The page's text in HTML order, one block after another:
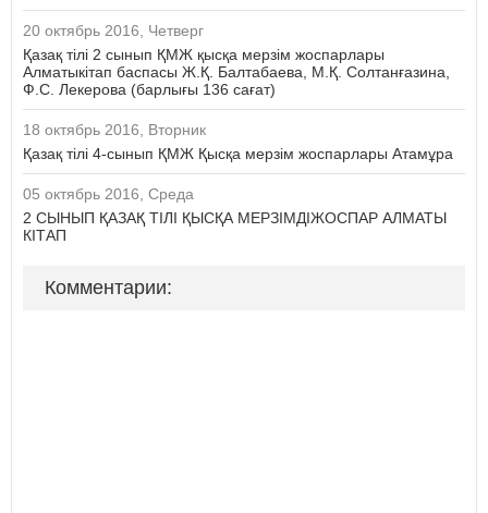
20 октябрь 2016, Четверг
Қазақ тілі 2 сынып ҚМЖ қысқа мерзім жоспарлары
Алматыкітап баспасы Ж.Қ. Балтабаева, М.Қ. Солтанғазина,
Ф.С. Лекерова (барлығы 136 сағат)
18 октябрь 2016, Вторник
Қазақ тілі 4-сынып ҚМЖ Қысқа мерзім жоспарлары Атамұра
05 октябрь 2016, Среда
2 СЫНЫП ҚАЗАҚ ТІЛІ ҚЫСҚА МЕРЗІМДІЖОСПАР АЛМАТЫ
КІТАП
Комментарии: